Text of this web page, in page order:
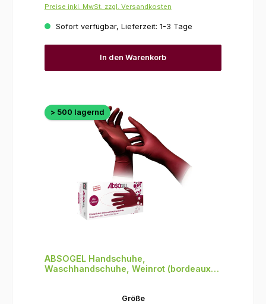
Preise inkl. MwSt. zzgl. Versandkosten
Sofort verfügbar, Lieferzeit: 1-3 Tage
In den Warenkorb
> 500 lagernd
ABSOGEL Handschuhe,
Waschhandschuhe, Weinrot (bordeaux),
Größeauswählen